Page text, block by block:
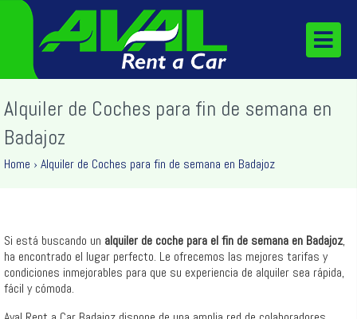
Alquiler de Coches para fin de semana en
Badajoz
Home › Alquiler de Coches para fin de semana en Badajoz
Si está buscando un alquiler de coche para el fin de semana en Badajoz,
ha encontrado el lugar perfecto. Le ofrecemos las mejores tarifas y
condiciones inmejorables para que su experiencia de alquiler sea rápida,
fácil y cómoda.